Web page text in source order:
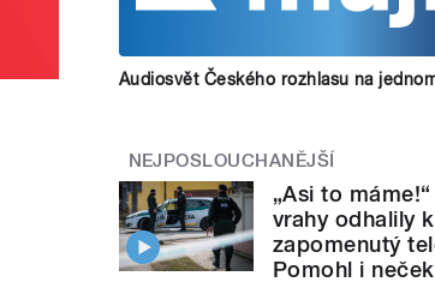
Audiosvět Českého rozhlasu na
NEJPOSLOUCHANĚJŠÍ
„Asi to
vrahy odhalily
zapomenutý
Pomohl i